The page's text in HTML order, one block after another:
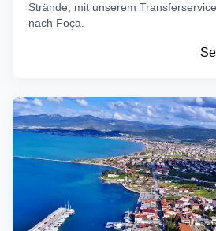
Strände, mit unserem
nach Foça.